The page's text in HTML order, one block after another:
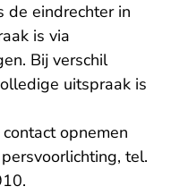
de eindrechter in
is via
Bij verschil
uitspraak is
opnemen
tel.